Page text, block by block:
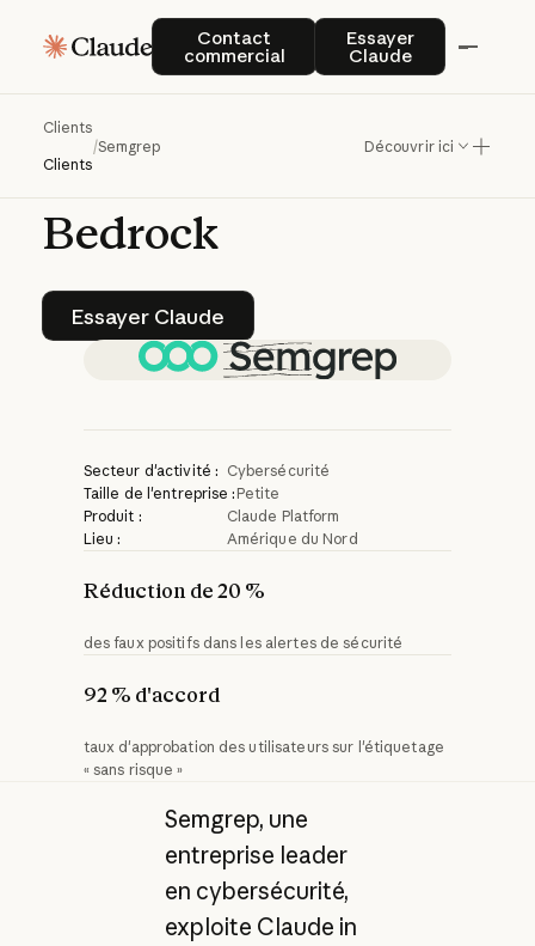
Contact
commercial
Contact commercial
Essayer
Claude
Essayer Claude
Clients
Clients
/Semgrep Découvrir ici
CommentSemgrep
assurelasécuritédu
codepar
avec
Claude
Bedrock
Essayer Claude
Essayer Claude
Secteur d'activité : Cybersécurité
Taille de l'entreprise : Petite
Produit :
Claude Platform
Lieu :
Amérique du Nord
Réduction de 20 %
des faux positifs dans les alertes de sécurité
92 % d'accord
taux d'approbation des utilisateurs sur l'étiquetage
« sans risque »
Semgrep, une
entreprise leader
en cybersécurité,
exploite Claude in